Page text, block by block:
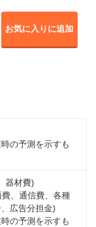
お気に入りに追加
の予測を示すも
器材費)
、通信費、各種
広告分担金)
の予測を示すも